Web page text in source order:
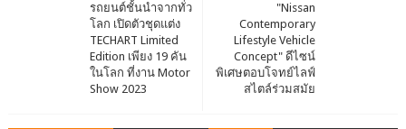
"Nissan
Contemporary
Lifestyle Vehicle
Concept" ดีไซน์
พิเศษตอบโจทย์ไลฟ์
สไตล์ร่วมสมัย
รถยนต์ชั้นนำจากทั่ว
โลก เปิดตัวชุดแต่ง
TECHART Limited
Edition เพียง 19 คัน
ในโลก ที่งาน Motor
Show 2023